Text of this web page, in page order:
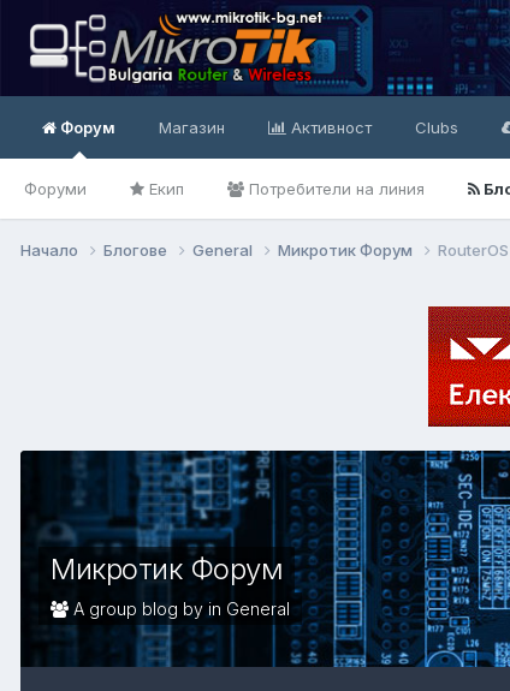
Форум
Форуми Екип Потребители на линия
Магазин Активност Clubs
Начало Блогове General Микротик Форум
Микротик Форум
A group blog by in General